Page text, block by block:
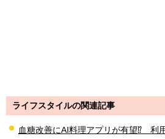
ライフスタイルの関連記事
血糖改善にAI料理アプリが有望⁉ 利